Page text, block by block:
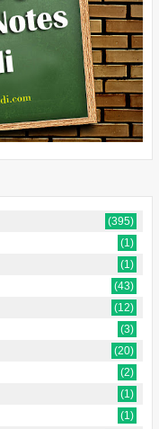
(395)
(1)
(1)
(43)
(12)
(3)
(20)
(2)
(1)
(1)